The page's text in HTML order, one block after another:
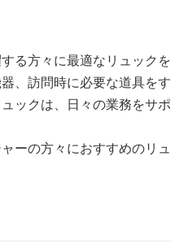
る方々に最適なリュックを
、訪問時に必要な道具をす
ックは、日々の業務をサポ
ーの方々におすすめのリュ